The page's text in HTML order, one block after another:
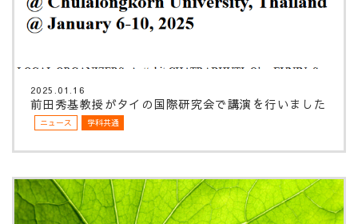
2025.01.16
前田秀基教授がタイの国際研究会で講演を行いました
ニュース 学科共通